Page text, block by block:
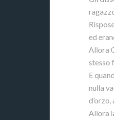
ed
Allora
stesso
E
nulla
Allora